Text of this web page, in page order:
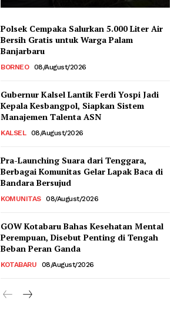
Polsek Cempaka Salurkan 5.000 Liter Air
Bersih Gratis untuk Warga Palam
Banjarbaru
BORNEO 08/August/2026
Gubernur Kalsel Lantik Ferdi Yospi Jadi
Kepala Kesbangpol, Siapkan Sistem
Manajemen Talenta ASN
KALSEL 08/August/2026
Pra-Launching Suara dari Tenggara,
Berbagai Komunitas Gelar Lapak Baca di
Bandara Bersujud
KOMUNITAS 08/August/2026
GOW Kotabaru Bahas Kesehatan Mental
Perempuan, Disebut Penting di Tengah
Beban Peran Ganda
KOTABARU 08/August/2026